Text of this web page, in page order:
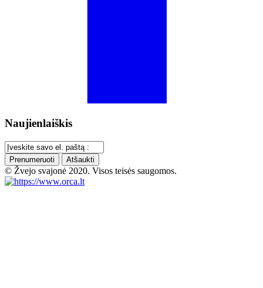
Naujienlaiškis
Prenumeruoti Atšaukti
© Žvejo svajonė 2020. Visos teisės saugomos.